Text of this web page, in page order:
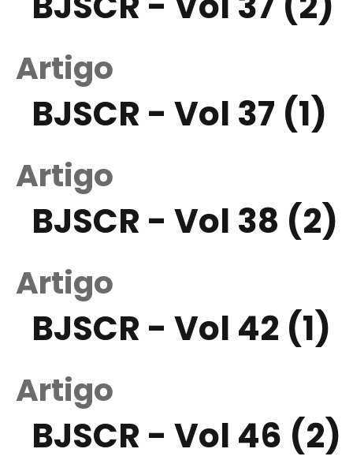
Artigo
BJSCR - Vol 37 (1)
Artigo
BJSCR - Vol 38 (2)
Artigo
BJSCR - Vol 42 (1)
Artigo
BJSCR - Vol 46 (2)